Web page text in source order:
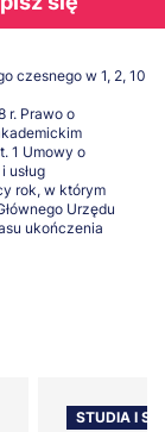
czesnego w 1, 2, 10
r. Prawo o
1 Umowy o
usług
rok, w którym
Urzędu
ukończenia
STUDIA I